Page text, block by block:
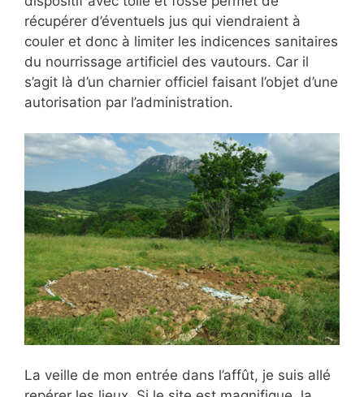
récupérer d’éventuels jus qui viendraient à
couler et donc à limiter les indicences sanitaires
du nourrissage artificiel des vautours. Car il
s’agit là d’un charnier officiel faisant l’objet d’une
autorisation par l’administration.
La veille de mon entrée dans l’affût, je suis allé